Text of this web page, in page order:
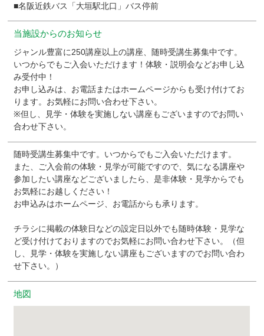
■名阪近鉄バス「大垣駅北口」バス停前
当施設からのお知らせ
ジャンル豊富に250講座以上の講座、随時受講生募集中です。
いつからでもご入会いただけます！体験・説明会などお申し込
み受付中！
お申し込みは、お電話またはホームページからも受け付けてお
ります。お気軽にお問い合わせ下さい。
※但し、見学・体験を実施しない講座もございますのでお問い
合わせ下さい。
随時受講生募集中です。いつからでもご入会いただけます。
また、ご入会前の体験・見学が可能ですので、気になる講座や
参加したい講座などございましたら、是非体験・見学からでも
お気軽にお越しください！
お申込みはホームページ、お電話からも承ります。
チラシに掲載の体験日などの設定日以外でも随時体験・見学な
ど受け付けておりますのでお気軽にお問い合わせ下さい。（但
し、見学・体験を実施しない講座もございますのでお問い合わ
せ下さい。）
地図